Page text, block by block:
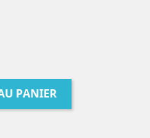
PANIER